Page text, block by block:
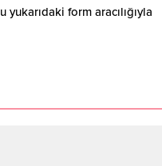
yukarıdaki form aracılığıyla